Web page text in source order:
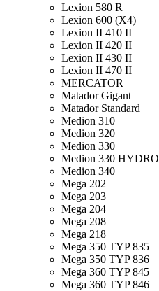
Lexion 580 R
Lexion 600 (X4)
Lexion II 410 II
Lexion II 420 II
Lexion II 430 II
Lexion II 470 II
MERCATOR
Matador Gigant
Matador Standard
Medion 310
Medion 320
Medion 330
Medion 330 HYDRO
Medion 340
Mega 202
Mega 203
Mega 204
Mega 208
Mega 218
Mega 350 TYP 835
Mega 350 TYP 836
Mega 360 TYP 845
Mega 360 TYP 846